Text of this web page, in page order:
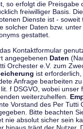
so erfolgt die Preisgabe
freiwilliger Basis.
Dienste ist -
solcher Daten bzw.
gestattet.
Kontaktformular
angegebenen Daten
Orchester e.V. zum
ist
Anfrage bearbeiten
f DSGVO, wobei
weiterzuhelfen.
Vorstand des Per Tutti
Bitte beachten
nie absolut sicher sein